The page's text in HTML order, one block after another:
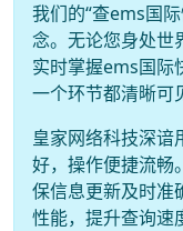
我们的“查ems国
念。无论您身处世
实时掌握ems国际
一个环节都清晰可
皇家网络科技深谙
好，操作便捷流畅
保信息更新及时准
性能，提升查询速